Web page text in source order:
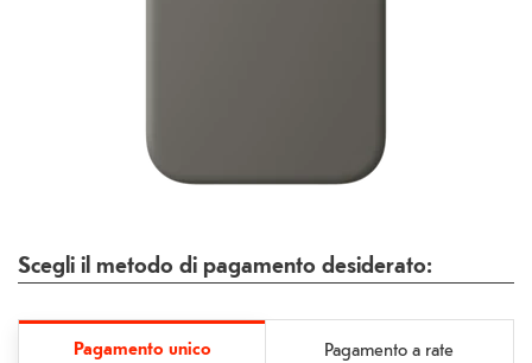
Scegli il metodo di pagamento desiderato:
Pagamento unico Pagamento a rate